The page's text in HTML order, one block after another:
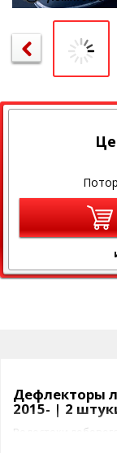
Дефлекторы
2015- | 2
Водостоки
избавит